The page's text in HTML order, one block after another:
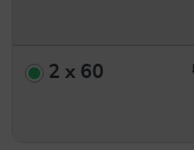
2 x 60